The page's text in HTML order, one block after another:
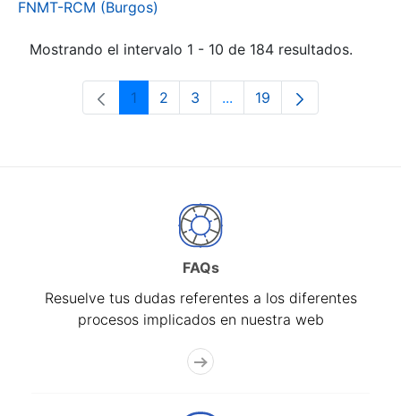
FNMT-RCM (Burgos)
Mostrando el intervalo 1 - 10 de 184 resultados.
Página
1 Página
2 Página
3 ...Páginas intermedias Use
Página
19
FAQs
Resuelve tus dudas referentes a los diferentes
procesos implicados en nuestra web